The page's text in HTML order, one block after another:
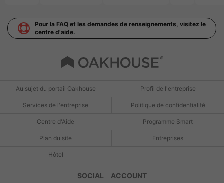
Pour la FAQ et les demandes de renseignements, visitez le
centre d'aide.
Au sujet du portail Oakhouse Profil de l'entreprise
Services de l'entreprise Politique de confidentialité
Centre d'Aide Programme Smart
Plan du site Entreprises
Hôtel
SOCIAL ACCOUNT